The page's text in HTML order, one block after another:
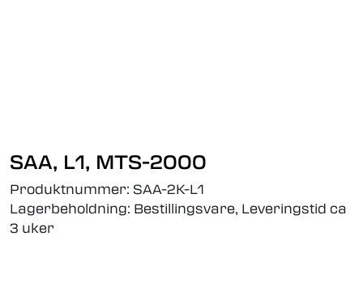
SAA, L1, MTS-2000
Produktnummer: SAA-2K-L1
Lagerbeholdning: Bestillingsvare, Leveringstid ca
3 uker
Industrielle produkter
Outlet